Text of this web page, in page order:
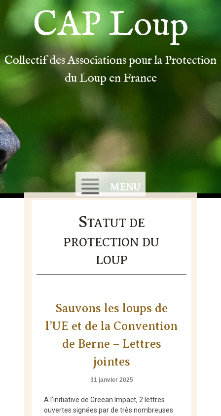
CAP Loup
Collectif des Associations pour la Protection
du Loup en France
MENU
Skip
to
content
STATUT DE
PROTECTION DU
LOUP
Sauvons les loups de
l’UE et de la Convention
de Berne – Lettres
jointes
31 janvier 2025
A l’initiative de Greean Impact, 2 lettres
ouvertes signées par de très nombreuses